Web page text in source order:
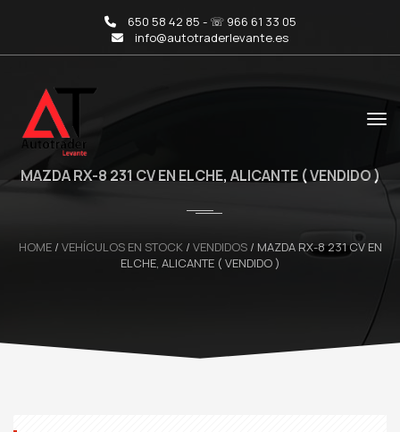
650 58 42 85 - ☏ 966 61 33 05
info@autotraderlevante.es
MAZDA RX-8 231 CV EN ELCHE, ALICANTE ( VENDIDO )
HOME/ VEHÍCULOS EN STOCK/ VENDIDOS/ MAZDA RX-8 231 CV EN
ELCHE, ALICANTE ( VENDIDO )